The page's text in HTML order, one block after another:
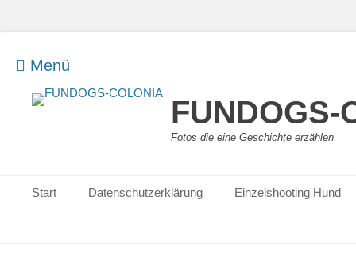
Menü
FUNDOGS-
Fotos die eine Geschichte erzählen
Primäres Menü
Inhalt
Start Datenschutzerklärung Einzelshooting Hund